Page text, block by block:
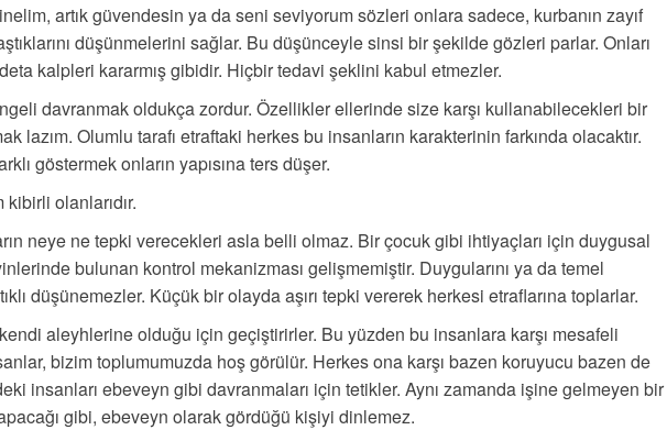
artık güvendesin ya da seni seviyorum sözleri onlara sadece, kurbanın zayıf
düşünmelerini sağlar. Bu düşünceyle sinsi bir şekilde gözleri parlar. Onları
kalpleri kararmış gibidir. Hiçbir tedavi şeklini kabul etmezler.
davranmak oldukça zordur. Özellikler ellerinde size karşı kullanabilecekleri bir
lazım. Olumlu tarafı etraftaki herkes bu insanların karakterinin farkında olacaktır.
göstermek onların yapısına ters düşer.
olanlarıdır.
neye ne tepki verecekleri asla belli olmaz. Bir çocuk gibi ihtiyaçları için duygusal
bulunan kontrol mekanizması gelişmemiştir. Duygularını ya da temel
düşünemezler. Küçük bir olayda aşırı tepki vererek herkesi etraflarına toplarlar.
aleyhlerine olduğu için geçiştirirler. Bu yüzden bu insanlara karşı mesafeli
bizim toplumumuzda hoş görülür. Herkes ona karşı bazen koruyucu bazen de
insanları ebeveyn gibi davranmaları için tetikler. Aynı zamanda işine gelmeyen bir
gibi, ebeveyn olarak gördüğü kişiyi dinlemez.